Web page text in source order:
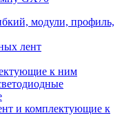
модули, профиль,
лент
к ним
и комплектующие к